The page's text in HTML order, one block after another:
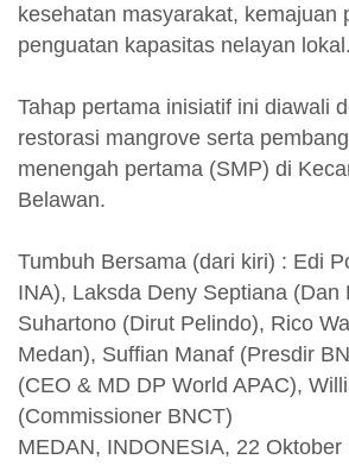
kesehatan masyarakat, kemajuan
penguatan kapasitas nelayan lokal.
Tahap pertama inisiatif ini diawali
restorasi mangrove serta
menengah pertama (SMP) di
Belawan.
Tumbuh Bersama (dari kiri) : Edi
INA), Laksda Deny Septiana (Dan
Suhartono (Dirut Pelindo), Rico
Medan), Suffian Manaf (Presdir
(CEO & MD DP World APAC),
(Commissioner BNCT)
MEDAN, INDONESIA, 22 Oktober